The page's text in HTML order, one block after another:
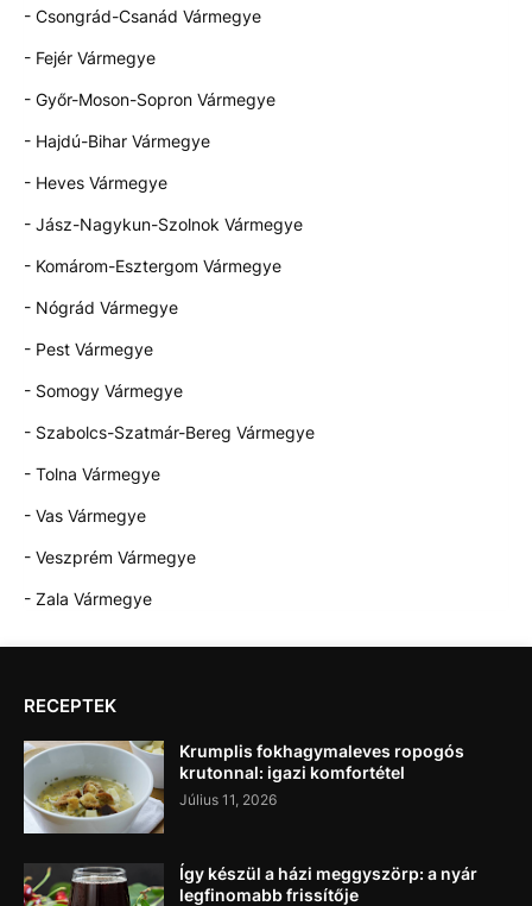
- Csongrád-Csanád Vármegye
- Fejér Vármegye
- Győr-Moson-Sopron Vármegye
- Hajdú-Bihar Vármegye
- Heves Vármegye
- Jász-Nagykun-Szolnok Vármegye
- Komárom-Esztergom Vármegye
- Nógrád Vármegye
- Pest Vármegye
- Somogy Vármegye
- Szabolcs-Szatmár-Bereg Vármegye
- Tolna Vármegye
- Vas Vármegye
- Veszprém Vármegye
- Zala Vármegye
RECEPTEK
Krumplis fokhagymaleves ropogós
krutonnal: igazi komfortétel
Július 11, 2026
Így készül a házi meggyszörp: a nyár
legfinomabb frissítője